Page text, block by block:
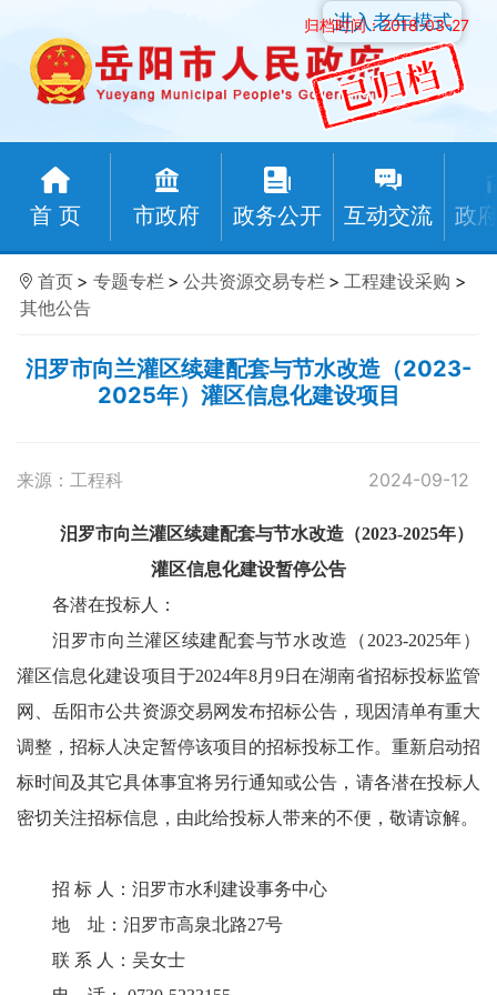
归档时间：2018-03-27
首 页 市政府 政务公开 互动交流 政
进入老年模式
首页 > 专题专栏 > 公共资源交易专栏 > 工程建设采购 >
其他公告
汨罗市向兰灌区续建配套与节水改造（2023-
2025年）灌区信息化建设项目
来源：工程科 2024-09-12
汨罗市向兰灌区续建配套与节水改造（2023-2025年）
灌区信息化建设暂停公告
各潜在投标人：
汨罗市向兰灌区续建配套与节水改造（2023-2025年）
灌区信息化建设项目于2024年8月9日在湖南省招标投标监管
网、岳阳市公共资源交易网发布招标公告，现因清单有重大
调整，招标人决定暂停该项目的招标投标工作。重新启动招
标时间及其它具体事宜将另行通知或公告，请各潜在投标人
密切关注招标信息，由此给投标人带来的不便，敬请谅解。
招 标 人：汨罗市水利建设事务中心
地 址：汨罗市高泉北路27号
联 系 人：吴女士